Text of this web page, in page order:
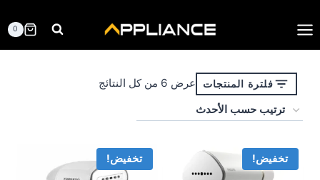
إلى
المحتوى
0
فلترة المنتجات عرض ⁦6⁩ من كل النتائج
الأحدث
تخفيض! تخفيض!